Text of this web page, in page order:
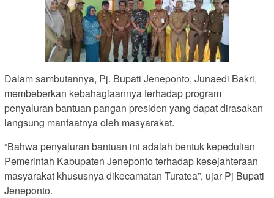
Dalam sambutannya, Pj. Bupati Jeneponto, Junaedi Bakri,
membeberkan kebahagiaannya terhadap program
penyaluran bantuan pangan presiden yang dapat dirasakan
langsung manfaatnya oleh masyarakat.
“Bahwa penyaluran bantuan ini adalah bentuk kepedulian
Pemerintah Kabupaten Jeneponto terhadap kesejahteraan
masyarakat khususnya dikecamatan Turatea”, ujar Pj Bupati
Jeneponto.